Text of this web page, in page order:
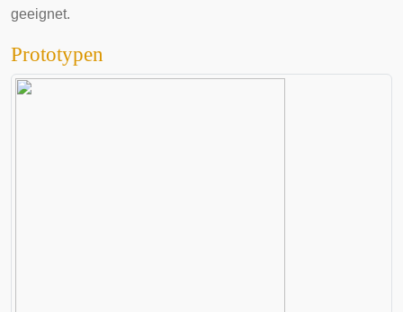
geeignet.
Prototypen